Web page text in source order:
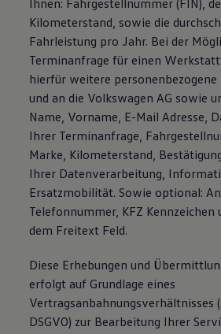
Ihnen: Fahrgestellnummer (FIN),
Kilometerstand, sowie die
Fahrleistung pro Jahr. Bei der
Terminanfrage für einen
hierfür weitere personenbezogene
und an die Volkswagen AG sowie
Name, Vorname, E-Mail Adresse,
Ihrer Terminanfrage,
Marke, Kilometerstand,
Ihrer Datenverarbeitung,
Ersatzmobilität. Sowie optional:
Telefonnummer, KFZ Kennzeichen
dem Freitext Feld.
Diese Erhebungen und
erfolgt auf Grundlage eines
Vertragsanbahnungsverhältnisses
DSGVO) zur Bearbeitung Ihrer